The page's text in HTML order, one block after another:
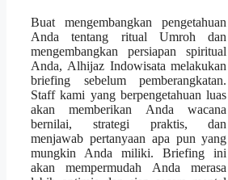
Buat mengembangkan pengetahuan
Anda tentang ritual Umroh dan
mengembangkan persiapan spiritual
Anda, Alhijaz Indowisata melakukan
briefing sebelum pemberangkatan.
Staff kami yang berpengetahuan luas
akan memberikan Anda wacana
bernilai, strategi praktis, dan
menjawab pertanyaan apa pun yang
mungkin Anda miliki. Briefing ini
akan mempermudah Anda merasa